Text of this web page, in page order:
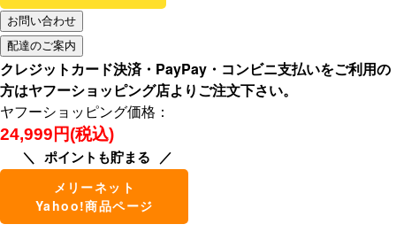
クレジットカード決済・PayPay・コンビニ支払いをご利用の
方はヤフーショッピング店よりご注文下さい。
ヤフーショッピング価格：
24,999円(税込)
ポイントも貯まる
メリーネット
Yahoo!商品ページ